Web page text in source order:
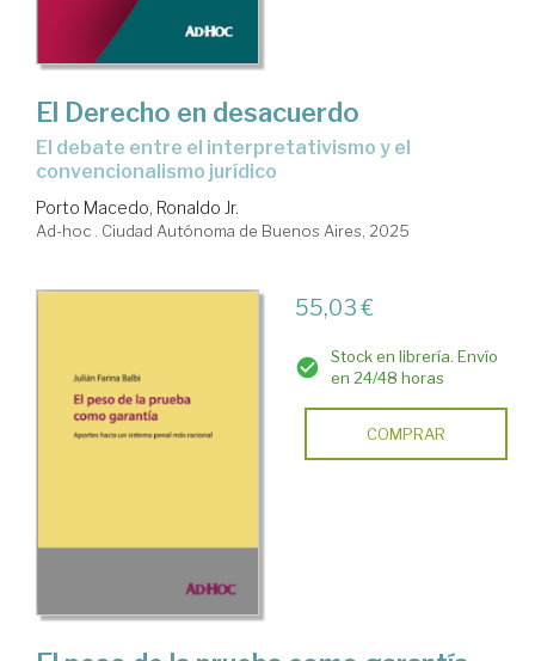
El Derecho en desacuerdo
El debate entre el interpretativismo y el
convencionalismo jurídico
Porto Macedo, Ronaldo Jr.
Ad-hoc . Ciudad Autónoma de Buenos Aires, 2025
55,03 €
Stock en librería. Envío
en 24/48 horas
COMPRAR